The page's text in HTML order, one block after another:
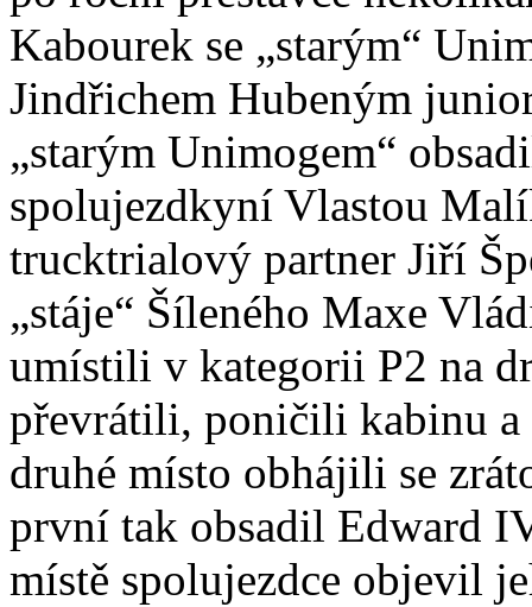
Kabourek se „starým“
Jindřichem Hubeným
„starým Unimogem“
spolujezdkyní Vlastou
trucktrialový partner Jiří
„stáje“ Šíleného Maxe
umístili v kategorii P2 na
převrátili, poničili kabinu a
druhé místo obhájili se
první tak obsadil Edward
místě spolujezdce objevil